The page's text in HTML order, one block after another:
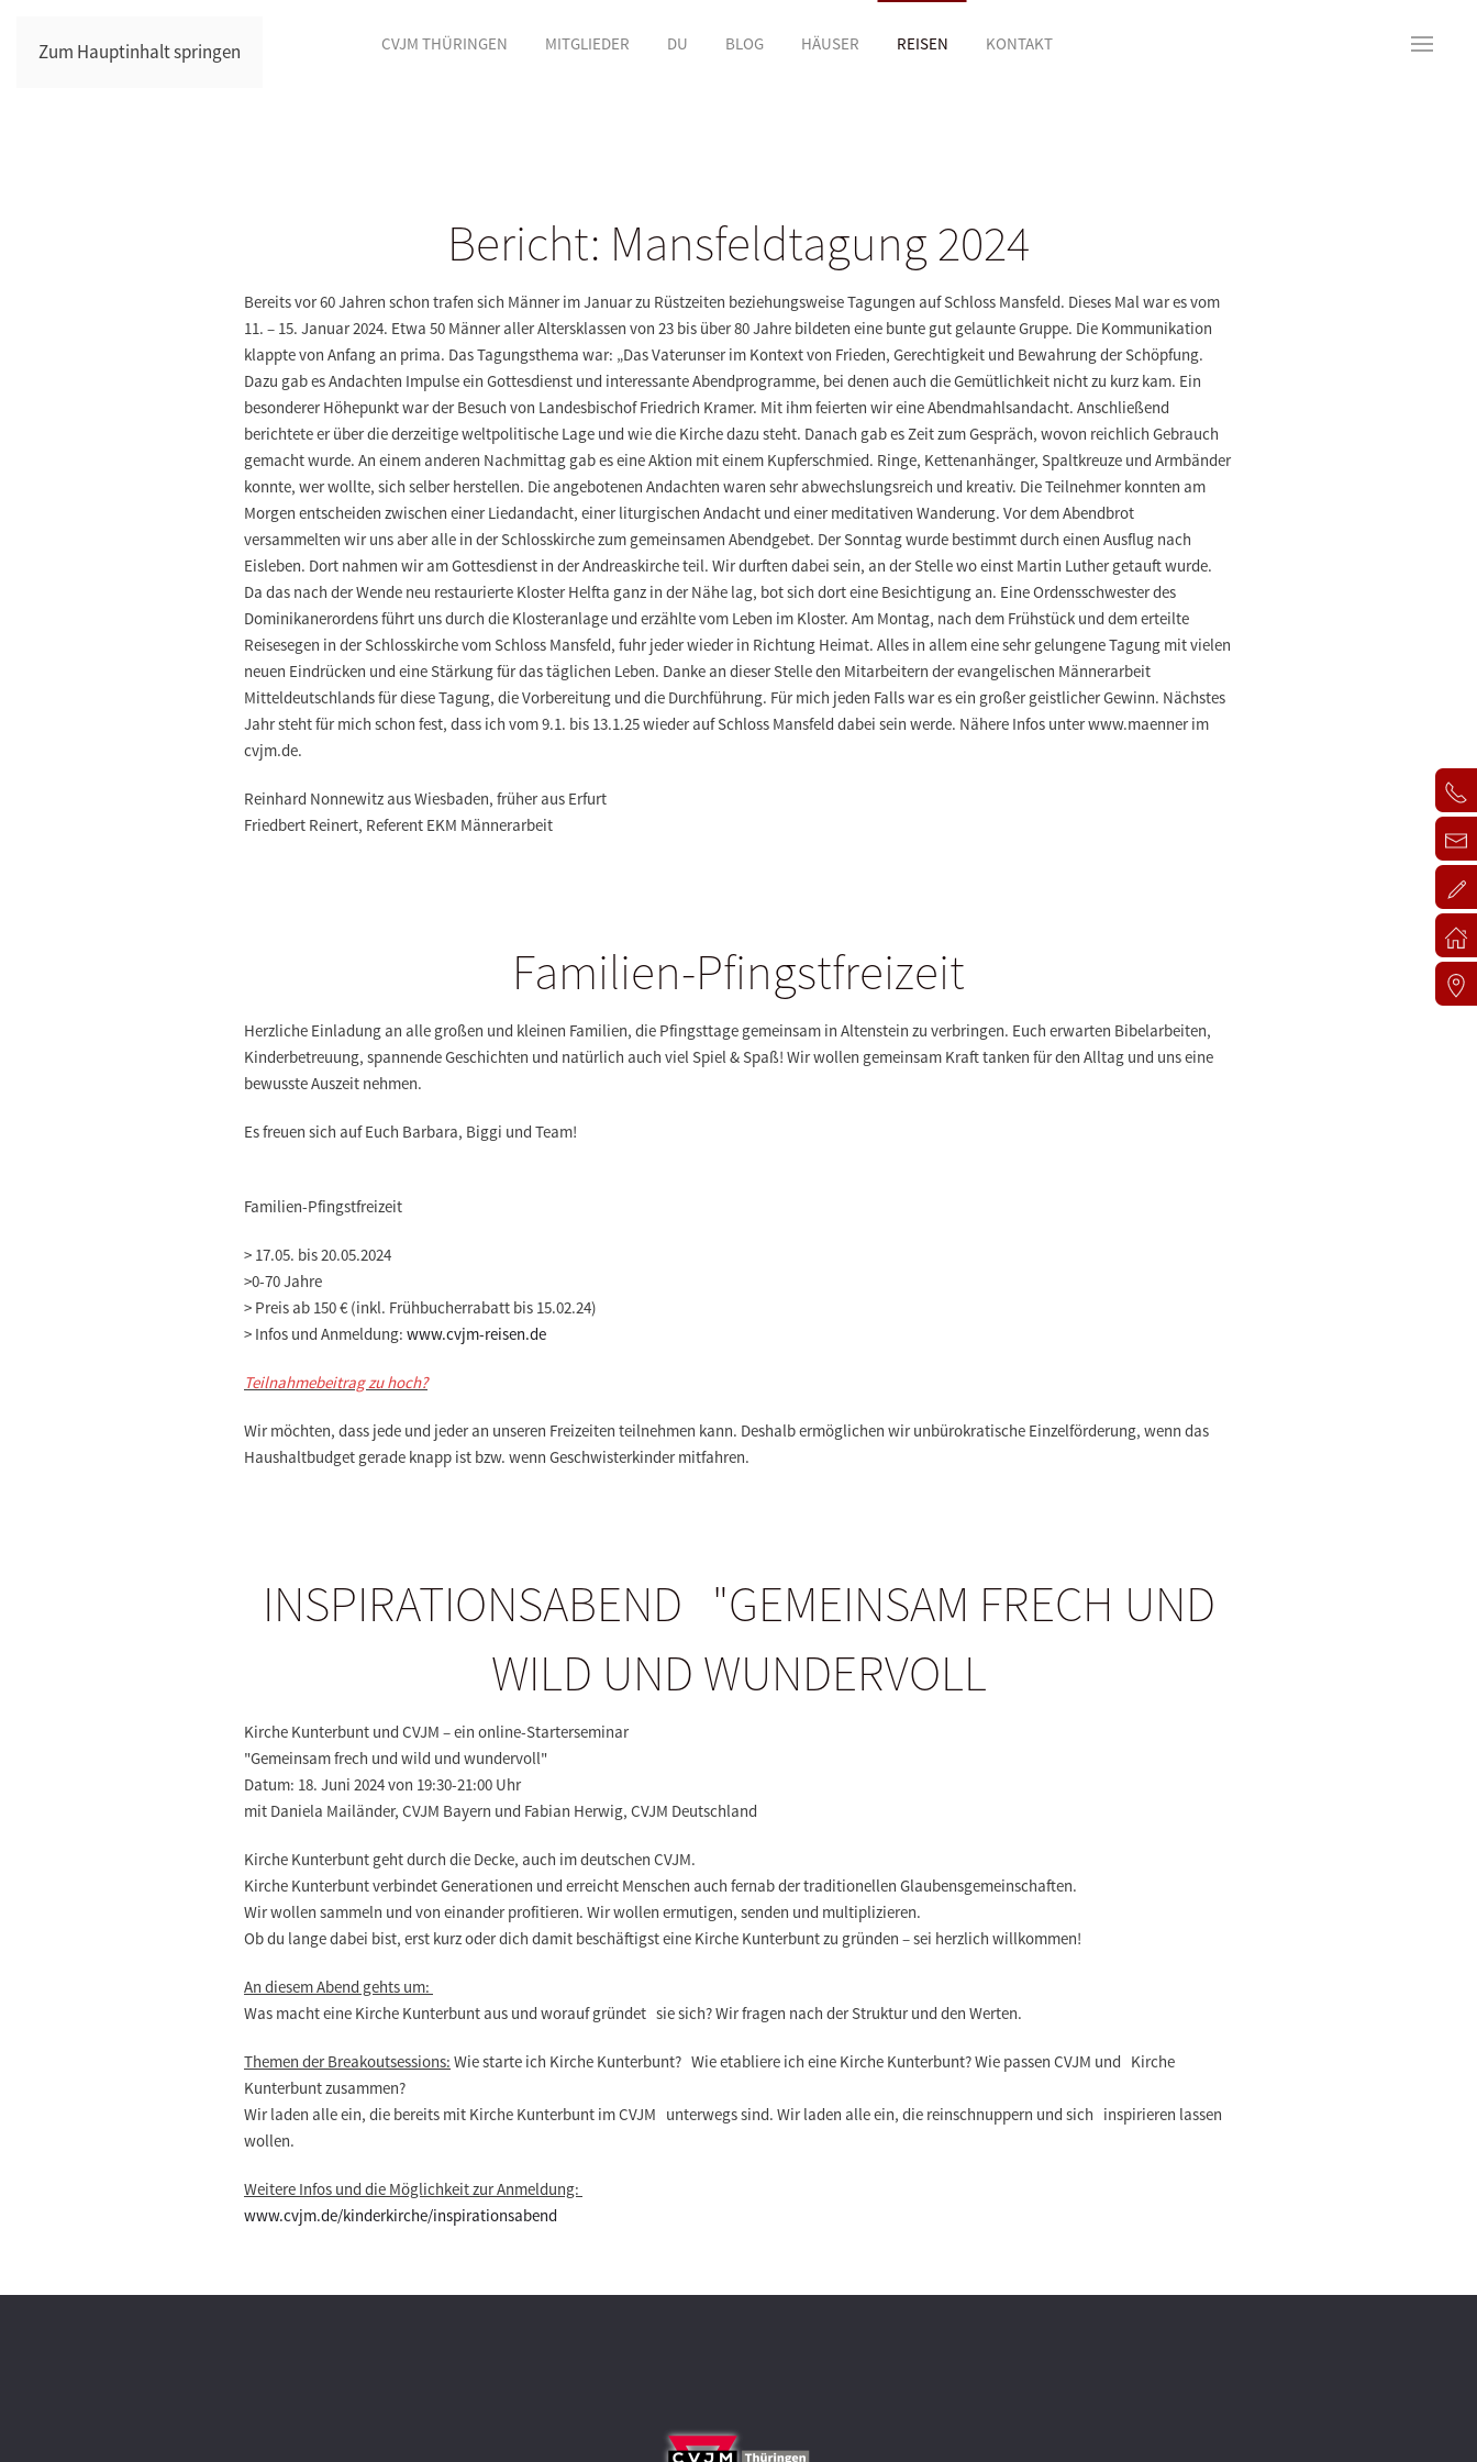
Zum Hauptinhalt springen CVJM THÜRINGEN MITGLIEDER DU BLOG HÄUSER REISEN KONTAKT
Bericht: Mansfeldtagung 2024
Bereits vor 60 Jahren schon trafen sich Männer im Januar zu Rüstzeiten beziehungsweise Tagungen auf Schloss Mansfeld. Dieses Mal war es vom
11. – 15. Januar 2024. Etwa 50 Männer aller Altersklassen von 23 bis über 80 Jahre bildeten eine bunte gut gelaunte Gruppe. Die Kommunikation
klappte von Anfang an prima. Das Tagungsthema war: „Das Vaterunser im Kontext von Frieden, Gerechtigkeit und Bewahrung der Schöpfung.
Dazu gab es Andachten Impulse ein Gottesdienst und interessante Abendprogramme, bei denen auch die Gemütlichkeit nicht zu kurz kam. Ein
besonderer Höhepunkt war der Besuch von Landesbischof Friedrich Kramer. Mit ihm feierten wir eine Abendmahlsandacht. Anschließend
berichtete er über die derzeitige weltpolitische Lage und wie die Kirche dazu steht. Danach gab es Zeit zum Gespräch, wovon reichlich Gebrauch
gemacht wurde. An einem anderen Nachmittag gab es eine Aktion mit einem Kupferschmied. Ringe, Kettenanhänger, Spaltkreuze und Armbänder
konnte, wer wollte, sich selber herstellen. Die angebotenen Andachten waren sehr abwechslungsreich und kreativ. Die Teilnehmer konnten am
Morgen entscheiden zwischen einer Liedandacht, einer liturgischen Andacht und einer meditativen Wanderung. Vor dem Abendbrot
versammelten wir uns aber alle in der Schlosskirche zum gemeinsamen Abendgebet. Der Sonntag wurde bestimmt durch einen Ausflug nach
Eisleben. Dort nahmen wir am Gottesdienst in der Andreaskirche teil. Wir durften dabei sein, an der Stelle wo einst Martin Luther getauft wurde.
Da das nach der Wende neu restaurierte Kloster Helfta ganz in der Nähe lag, bot sich dort eine Besichtigung an. Eine Ordensschwester des
Dominikanerordens führt uns durch die Klosteranlage und erzählte vom Leben im Kloster. Am Montag, nach dem Frühstück und dem erteilte
Reisesegen in der Schlosskirche vom Schloss Mansfeld, fuhr jeder wieder in Richtung Heimat. Alles in allem eine sehr gelungene Tagung mit vielen
neuen Eindrücken und eine Stärkung für das täglichen Leben. Danke an dieser Stelle den Mitarbeitern der evangelischen Männerarbeit
Mitteldeutschlands für diese Tagung, die Vorbereitung und die Durchführung. Für mich jeden Falls war es ein großer geistlicher Gewinn. Nächstes
Jahr steht für mich schon fest, dass ich vom 9.1. bis 13.1.25 wieder auf Schloss Mansfeld dabei sein werde. Nähere Infos unter www.maenner im
cvjm.de.
Reinhard Nonnewitz aus Wiesbaden, früher aus Erfurt
Friedbert Reinert, Referent EKM Männerarbeit
Familien-Pfingstfreizeit
Herzliche Einladung an alle großen und kleinen Familien, die Pfingsttage gemeinsam in Altenstein zu verbringen. Euch erwarten Bibelarbeiten,
Kinderbetreuung, spannende Geschichten und natürlich auch viel Spiel & Spaß! Wir wollen gemeinsam Kraft tanken für den Alltag und uns eine
bewusste Auszeit nehmen.
Es freuen sich auf Euch Barbara, Biggi und Team!
Familien-Pfingstfreizeit
> 17.05. bis 20.05.2024
>0-70 Jahre
> Preis ab 150 € (inkl. Frühbucherrabatt bis 15.02.24)
> Infos und Anmeldung: www.cvjm-reisen.de
Teilnahmebeitrag zu hoch?
Wir möchten, dass jede und jeder an unseren Freizeiten teilnehmen kann. Deshalb ermöglichen wir unbürokratische Einzelförderung, wenn das
Haushaltbudget gerade knapp ist bzw. wenn Geschwisterkinder mitfahren.
INSPIRATIONSABEND "GEMEINSAM FRECH UND
WILD UND WUNDERVOLL
Kirche Kunterbunt und CVJM – ein online-Starterseminar
"Gemeinsam frech und wild und wundervoll"
Datum: 18. Juni 2024 von 19:30-21:00 Uhr
mit Daniela Mailänder, CVJM Bayern und Fabian Herwig, CVJM Deutschland
Kirche Kunterbunt geht durch die Decke, auch im deutschen CVJM.
Kirche Kunterbunt verbindet Generationen und erreicht Menschen auch fernab der traditionellen Glaubensgemeinschaften.
Wir wollen sammeln und von einander profitieren. Wir wollen ermutigen, senden und multiplizieren.
Ob du lange dabei bist, erst kurz oder dich damit beschäftigst eine Kirche Kunterbunt zu gründen – sei herzlich willkommen!
An diesem Abend gehts um:
Was macht eine Kirche Kunterbunt aus und worauf gründet sie sich? Wir fragen nach der Struktur und den Werten.
Themen der Breakoutsessions: Wie starte ich Kirche Kunterbunt? Wie etabliere ich eine Kirche Kunterbunt? Wie passen CVJM und Kirche
Kunterbunt zusammen?
Wir laden alle ein, die bereits mit Kirche Kunterbunt im CVJM unterwegs sind. Wir laden alle ein, die reinschnuppern und sich inspirieren lassen
wollen.
Weitere Infos und die Möglichkeit zur Anmeldung:
www.cvjm.de/kinderkirche/inspirationsabend